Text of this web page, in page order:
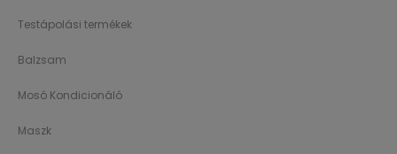
Testápolási termékek
Balzsam
Mosó Kondicionáló
Maszk